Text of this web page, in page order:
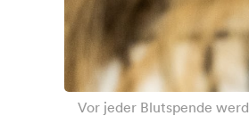
Vor jeder Blutspende